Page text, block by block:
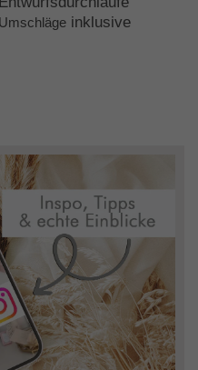
Umschläge inklusive